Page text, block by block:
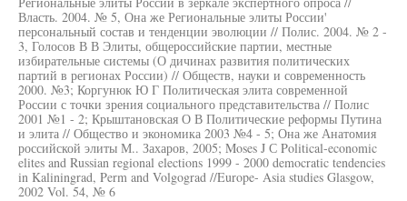
Власть. 2004. № 5, Она же Региональные элиты России'
персональный состав и тенденции эволюции // Полис. 2004. № 2 -
3, Голосов В В Элиты, общероссийские партии, местные
избирательные системы (О дичинах развития политических
партий в регионах России) // Обществ, науки и современность
2000. №3; Коргунюк Ю Г Политическая элита современной
России с точки зрения социального представительства // Полис
2001 №1 - 2; Крыштановская О В Политические реформы Путина
и элита // Общество и экономика 2003 №4 - 5; Она же Анатомия
российской элиты М.. Захаров, 2005; Moses J С Political-economic
elites and Russian regional elections 1999 - 2000 democratic tendencies
in Kaliningrad, Perm and Volgograd //Europe- Asia studies Glasgow,
2002 Vol. 54, № 6